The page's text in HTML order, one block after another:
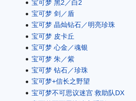
宝可梦 黑2／白2
宝可梦 剑／盾
宝可梦 晶灿钻石／明亮珍珠
宝可梦 皮卡丘
宝可梦 心金／魂银
宝可梦 朱／紫
宝可梦 钻石／珍珠
宝可梦+信长之野望
宝可梦不可思议迷宫 救助队DX